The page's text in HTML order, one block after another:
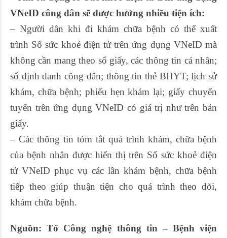
VNeID công dân sẽ được hưởng nhiều tiện ích:
– Người dân khi đi khám chữa bệnh có thể xuất
trình Sổ sức khoẻ điện tử trên ứng dụng VNeID mà
không cần mang theo sổ giấy, các thông tin cá nhân;
số định danh công dân; thông tin thẻ BHYT; lịch sử
khám, chữa bệnh; phiếu hẹn khám lại; giấy chuyển
tuyến trên ứng dụng VNeID có giá trị như trên bản
giấy.
– Các thông tin tóm tắt quá trình khám, chữa bệnh
của bệnh nhân được hiển thị trên Sổ sức khoẻ điện
tử VNeID phục vụ các lần khám bệnh, chữa bệnh
tiếp theo giúp thuận tiện cho quá trình theo dõi,
khám chữa bệnh.
Nguồn: Tổ Công nghệ thông tin – Bệnh viện